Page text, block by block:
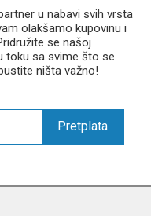
u nabavi svih vrsta
olakšamo kupovinu i
se našoj
toku sa svime što se
ništa važno!
Pretplata